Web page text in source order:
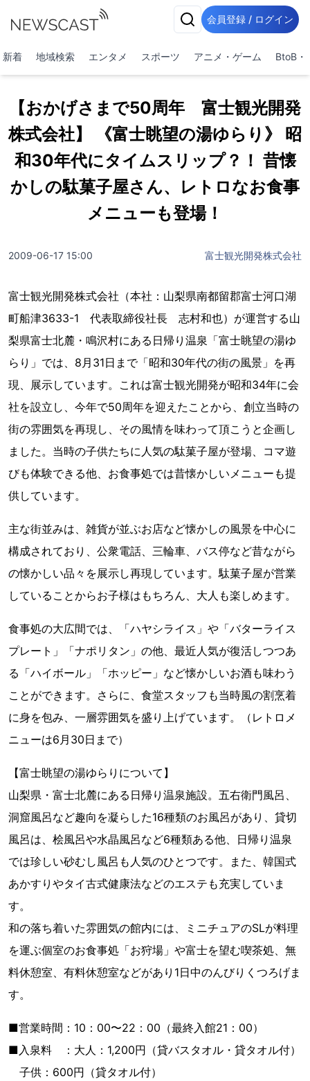
会員登録 / ログイン
新着 地域検索 エンタメ スポーツ アニメ・ゲーム BtoB・
【おかげさまで50周年 富士観光開発
株式会社】 《富士眺望の湯ゆらり》 昭
和30年代にタイムスリップ？！ 昔懐
かしの駄菓子屋さん、レトロなお食事
メニューも登場！
2009-06-17 15:00 富士観光開発株式会社
富士観光開発株式会社（本社：山梨県南都留郡富士河口湖
町船津3633-1 代表取締役社長 志村和也）が運営する山
梨県富士北麓・鳴沢村にある日帰り温泉「富士眺望の湯ゆ
らり」では、8月31日まで「昭和30年代の街の風景」を再
現、展示しています。これは富士観光開発が昭和34年に会
社を設立し、今年で50周年を迎えたことから、創立当時の
街の雰囲気を再現し、その風情を味わって頂こうと企画し
ました。当時の子供たちに人気の駄菓子屋が登場、コマ遊
びも体験できる他、お食事処では昔懐かしいメニューも提
供しています。
主な街並みは、雑貨が並ぶお店など懐かしの風景を中心に
構成されており、公衆電話、三輪車、バス停など昔ながら
の懐かしい品々を展示し再現しています。駄菓子屋が営業
していることからお子様はもちろん、大人も楽しめます。
食事処の大広間では、「ハヤシライス」や「バターライス
プレート」「ナポリタン」の他、最近人気が復活しつつあ
る「ハイボール」「ホッピー」など懐かしいお酒も味わう
ことができます。さらに、食堂スタッフも当時風の割烹着
に身を包み、一層雰囲気を盛り上げています。（レトロメ
ニューは6月30日まで）
【富士眺望の湯ゆらりについて】
山梨県・富士北麓にある日帰り温泉施設。五右衛門風呂、
洞窟風呂など趣向を凝らした16種類のお風呂があり、貸切
風呂は、桧風呂や水晶風呂など6種類ある他、日帰り温泉
では珍しい砂むし風呂も人気のひとつです。また、韓国式
あかすりやタイ古式健康法などのエステも充実していま
す。
和の落ち着いた雰囲気の館内には、ミニチュアのSLが料理
を運ぶ個室のお食事処「お狩場」や富士を望む喫茶処、無
料休憩室、有料休憩室などがあり1日中のんびりくつろげま
す。
■営業時間：10：00〜22：00（最終入館21：00）
■入泉料 ：大人：1,200円（貸バスタオル・貸タオル付）
子供：600円（貸タオル付）